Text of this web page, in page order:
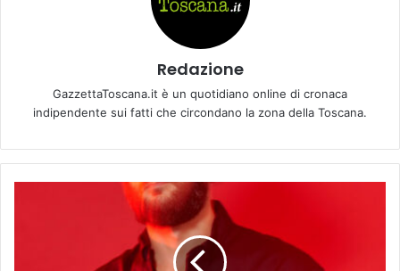
Redazione
GazzettaToscana.it è un quotidiano online di cronaca
indipendente sui fatti che circondano la zona della Toscana.